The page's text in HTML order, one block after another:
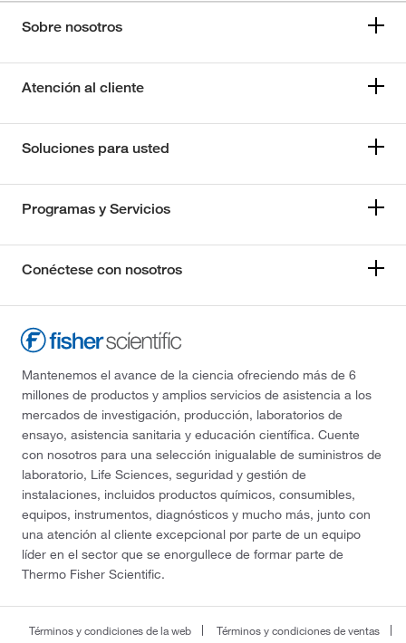
Sobre nosotros
Atención al cliente
Soluciones para usted
Programas y Servicios
Conéctese con nosotros
Mantenemos el avance de la ciencia ofreciendo más de 6
millones de productos y amplios servicios de asistencia a los
mercados de investigación, producción, laboratorios de
ensayo, asistencia sanitaria y educación científica. Cuente
con nosotros para una selección inigualable de suministros de
laboratorio, Life Sciences, seguridad y gestión de
instalaciones, incluidos productos químicos, consumibles,
equipos, instrumentos, diagnósticos y mucho más, junto con
una atención al cliente excepcional por parte de un equipo
líder en el sector que se enorgullece de formar parte de
Thermo Fisher Scientific.
Términos y condiciones de la web
Términos y condiciones de ventas